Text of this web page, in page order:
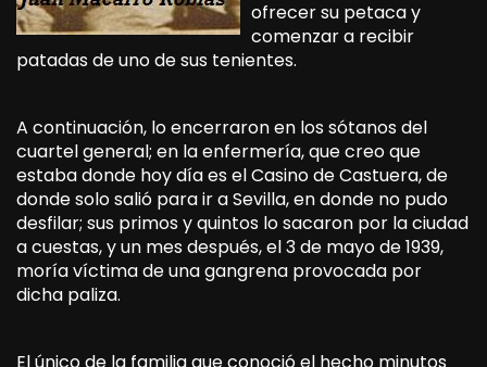
ofrecer su petaca y
comenzar a recibir
patadas de uno de sus tenientes.
A continuación, lo encerraron en los sótanos del
cuartel general; en la enfermería, que creo que
estaba donde hoy día es el Casino de Castuera, de
donde solo salió para ir a Sevilla, en donde no pudo
desfilar; sus primos y quintos lo sacaron por la ciudad
a cuestas, y un mes después, el 3 de mayo de 1939,
moría víctima de una gangrena provocada por
dicha paliza.